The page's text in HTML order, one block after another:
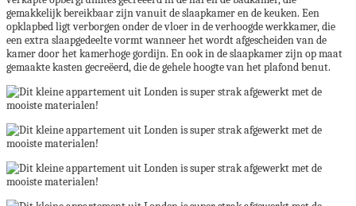
gemakkelijk bereikbaar zijn vanuit de slaapkamer en de keuken. Een
opklapbed ligt verborgen onder de vloer in de verhoogde werkkamer, die
een extra slaapgedeelte vormt wanneer het wordt afgescheiden van de
kamer door het kamerhoge gordijn. En ook in de slaapkamer zijn op maat
gemaakte kasten gecreëerd, die de gehele hoogte van het plafond benut.